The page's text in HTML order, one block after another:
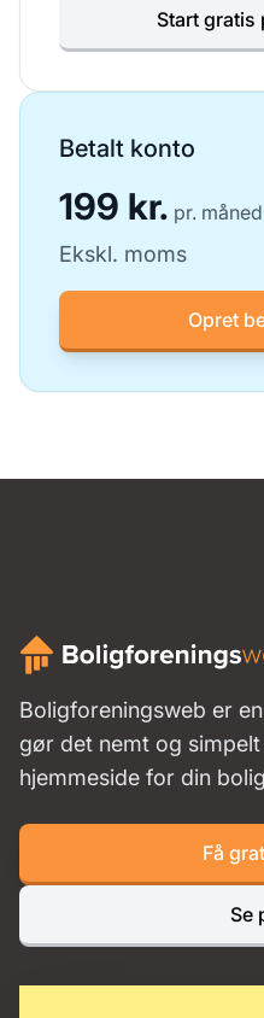
Start gratis
Betalt konto
199 kr. pr. måned
Ekskl. moms
Opret
Boligforeningsweb er
gør det nemt og
hjemmeside for din
Få
Se